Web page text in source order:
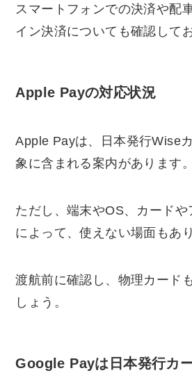
スマートフォンでの決済や配
イン決済についても確認して
Apple Payの対応状況
Apple Payは、日本発行Wise
象に含まれる案内があります。
ただし、端末やOS、カード
によって、使えない場面もあ
渡航前に確認し、物理カード
しょう。
Google Payは日本発行カ